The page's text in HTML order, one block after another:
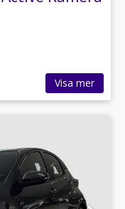
Visa mer